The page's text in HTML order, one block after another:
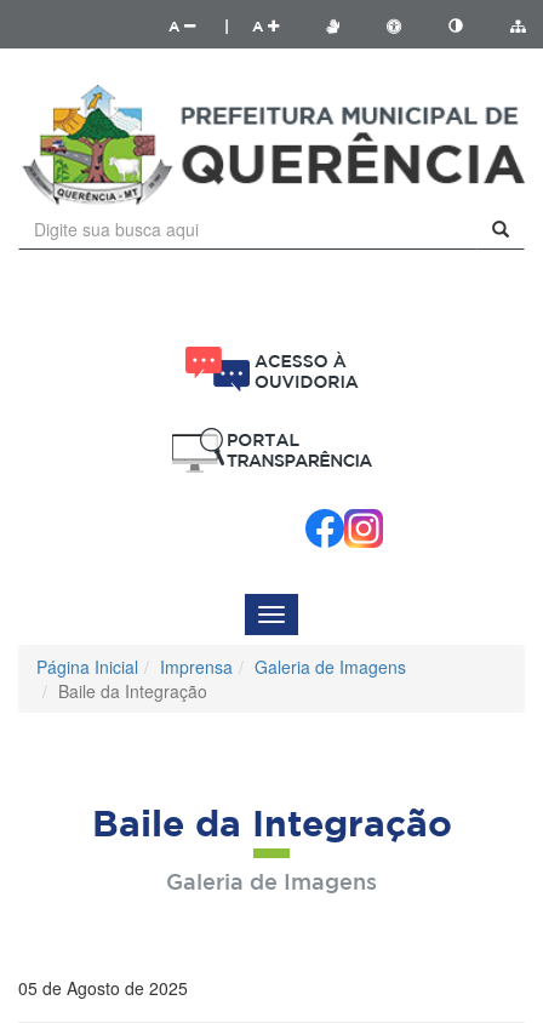
A A
Menu
de
Navegação
Página Inicial Imprensa
Galeria de Imagens
Baile da Integração
Baile da Integração
Galeria de Imagens
05 de Agosto de 2025